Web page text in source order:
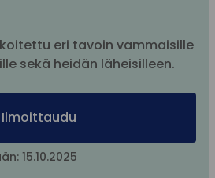
eri tavoin vammaisille
sekä heidän läheisilleen.
Ilmoittaudu
15.10.2025